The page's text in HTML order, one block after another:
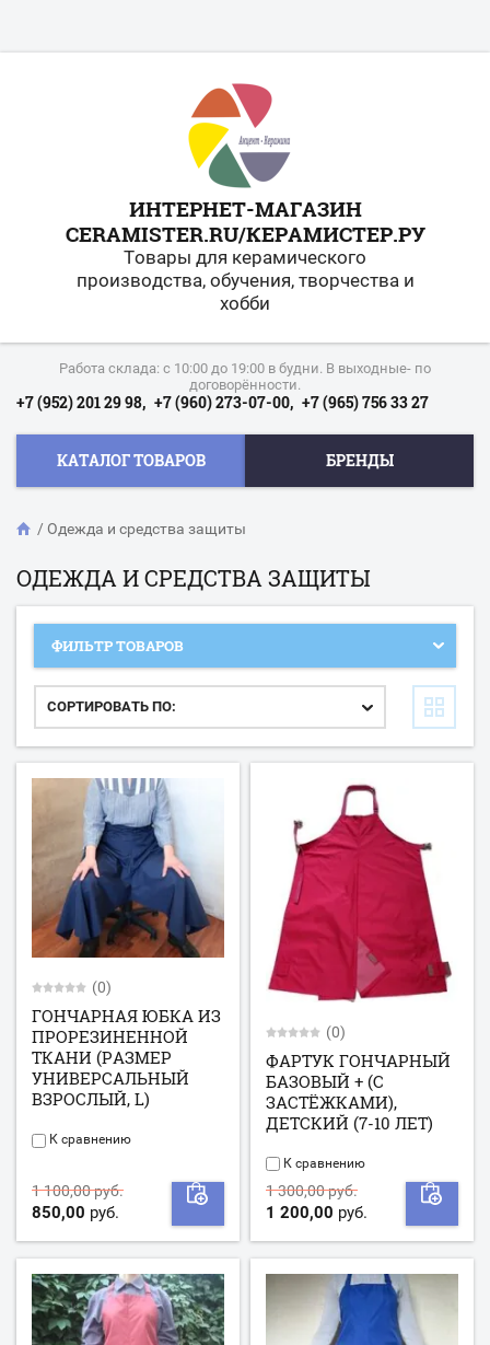
ИНТЕРНЕТ-МАГАЗИН
CERAMISTER.RU/КЕРАМИСТЕР.РУ
Товары для керамического
производства, обучения, творчества и
хобби
Работа склада: с 10:00 до 19:00 в будни. В выходные- по
договорённости.
+7 (952) 201 29 98, +7 (960) 273-07-00, +7 (965) 756 33 27
КАТАЛОГ ТОВАРОВ БРЕНДЫ
/ Одежда и средства защиты
ОДЕЖДА И СРЕДСТВА ЗАЩИТЫ
ФИЛЬТР ТОВАРОВ
СОРТИРОВАТЬ ПО:
(0)
ГОНЧАРНАЯ ЮБКА ИЗ
ПРОРЕЗИНЕННОЙ
ТКАНИ (РАЗМЕР
УНИВЕРСАЛЬНЫЙ
ВЗРОСЛЫЙ, L)
К сравнению
1 100,00 руб.
850,00 руб.
(0)
ФАРТУК ГОНЧАРНЫЙ
БАЗОВЫЙ + (С
ЗАСТЁЖКАМИ),
ДЕТСКИЙ (7-10 ЛЕТ)
К сравнению
1 300,00 руб.
1 200,00 руб.